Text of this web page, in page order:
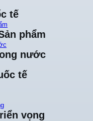
tế
phẩm
nước
tế
vọng